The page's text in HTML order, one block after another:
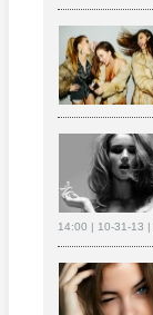
14:00 | 10-31-13 |